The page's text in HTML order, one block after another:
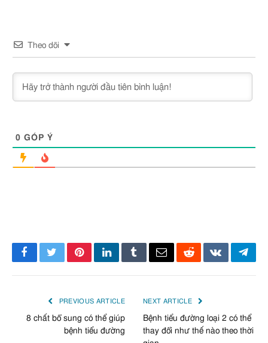
Theo dõi
0 GÓP Ý
Facebook
TwitterPinterestLinkedInTumblrEmailRedditVKontakte
PREVIOUS ARTICLE
8 chất bổ sung có thể giúp
bệnh tiểu đường
NEXT ARTICLE
Bệnh tiểu đường loại 2 có thể
thay đổi như thế nào theo thời